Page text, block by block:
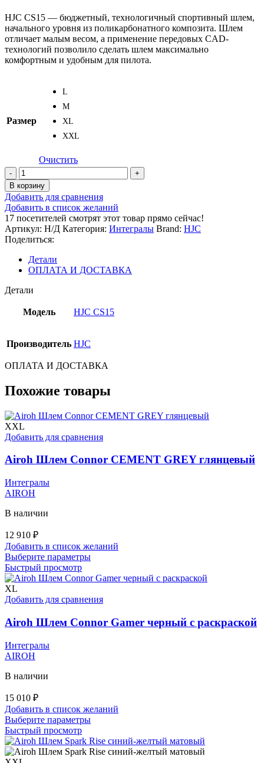
HJC CS15 — бюджетный, технологичный спортивный шлем,
начального уровня из поликарбонатного композита. Шлем
отличает малым весом, а применение передовых CAD-
технологий позволило сделать шлем максимально
комфортным и удобным для пилота.
Размер
L
M
XL
XXL
Очистить
Количество
товара
HJC
Шлем
CS15
DOSTA
MC2
В корзину
Добавить для сравнения
Добавить в список желаний
17 посетителей смотрят этот товар прямо сейчас!
Артикул: Н/Д Категория: Интегралы Brand: HJC
Поделиться:
Детали
ОПЛАТА И ДОСТАВКА
Детали
Модель HJC CS15
Производитель HJC
ОПЛАТА И ДОСТАВКА
Похожие товары
XXL
Добавить для сравнения
Airoh Шлем Connor CEMENT GREY глянцевый
Интегралы
AIROH
В наличии
12 910 ₽
Добавить в список желаний
Выберите параметрыЭтот
имеет
вариаций.
можно
выбрать
Быстрый просмотр
XL
Добавить для сравнения
Airoh Шлем Connor Gamer черный с раскраской
Интегралы
AIROH
В наличии
15 010 ₽
Добавить в список желаний
Выберите параметрыЭтот
имеет
несколько
Быстрый просмотр